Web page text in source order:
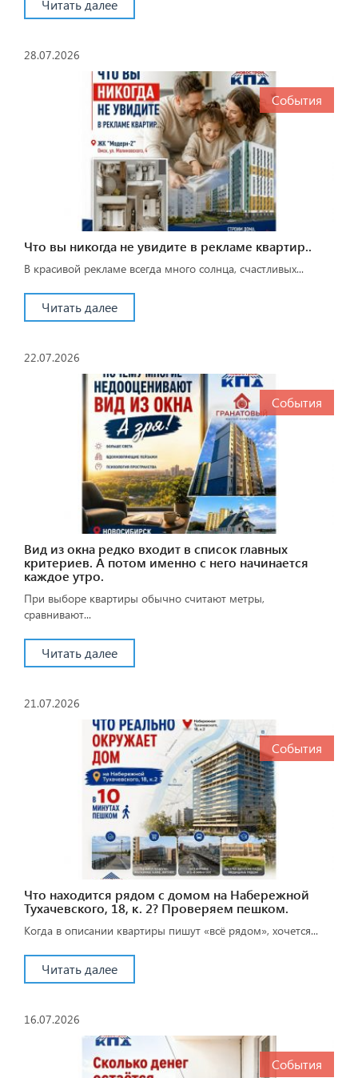
Читать далее
28.07.2026
События
Что вы никогда не увидите в рекламе квартир..
В красивой рекламе всегда много солнца, счастливых...
Читать далее
22.07.2026
События
Вид из окна редко входит в список главных
критериев. А потом именно с него начинается
каждое утро.
При выборе квартиры обычно считают метры,
сравнивают...
Читать далее
21.07.2026
События
Что находится рядом с домом на Набережной
Тухачевского, 18, к. 2? Проверяем пешком.
Когда в описании квартиры пишут «всё рядом», хочется...
Читать далее
16.07.2026
События